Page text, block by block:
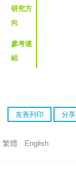
研究方
向
參考連
結
友善列印 分享
繁體 English